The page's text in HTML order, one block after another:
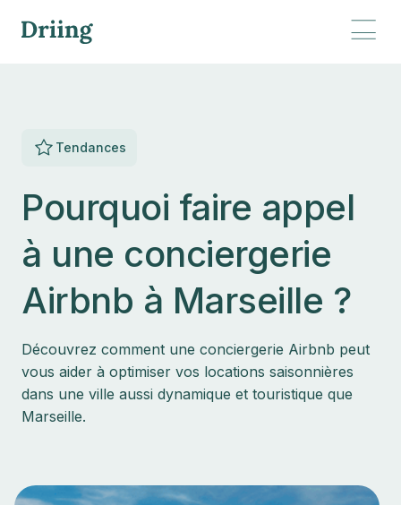
Tendances
Pourquoi faire appel
à une conciergerie
Airbnb à Marseille ?
Découvrez comment une conciergerie Airbnb peut
vous aider à optimiser vos locations saisonnières
dans une ville aussi dynamique et touristique que
Marseille.